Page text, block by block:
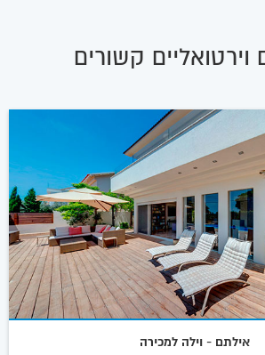
וירטואליים קשורים
אילתם - וילה למכירה